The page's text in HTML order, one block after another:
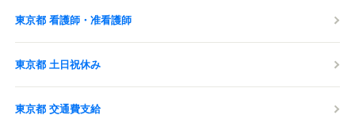
東京都 看護師・准看護師
東京都 土日祝休み
東京都 交通費支給